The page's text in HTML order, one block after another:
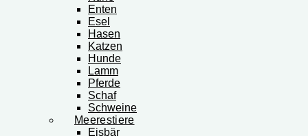
Enten
Esel
Hasen
Katzen
Hunde
Lamm
Pferde
Schaf
Schweine
Meerestiere
Eisbär